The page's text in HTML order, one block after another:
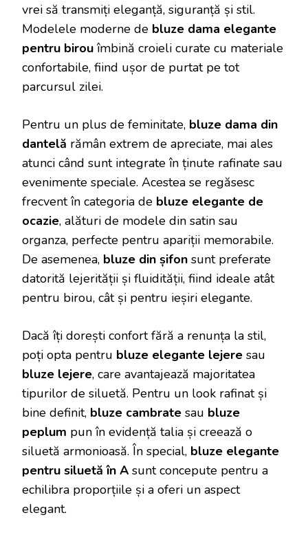
vrei să transmiți eleganță, siguranță și stil.
Modelele moderne de bluze dama elegante
pentru birou îmbină croieli curate cu materiale
confortabile, fiind ușor de purtat pe tot
parcursul zilei.
Pentru un plus de feminitate, bluze dama din
dantelă rămân extrem de apreciate, mai ales
atunci când sunt integrate în ținute rafinate sau
evenimente speciale. Acestea se regăsesc
frecvent în categoria de bluze elegante de
ocazie, alături de modele din satin sau
organza, perfecte pentru apariții memorabile.
De asemenea, bluze din șifon sunt preferate
datorită lejerității și fluidității, fiind ideale atât
pentru birou, cât și pentru ieșiri elegante.
Dacă îți dorești confort fără a renunța la stil,
poți opta pentru bluze elegante lejere sau
bluze lejere, care avantajează majoritatea
tipurilor de siluetă. Pentru un look rafinat și
bine definit, bluze cambrate sau bluze
peplum pun în evidență talia și creează o
siluetă armonioasă. În special, bluze elegante
pentru siluetă în A sunt concepute pentru a
echilibra proporțiile și a oferi un aspect
elegant.